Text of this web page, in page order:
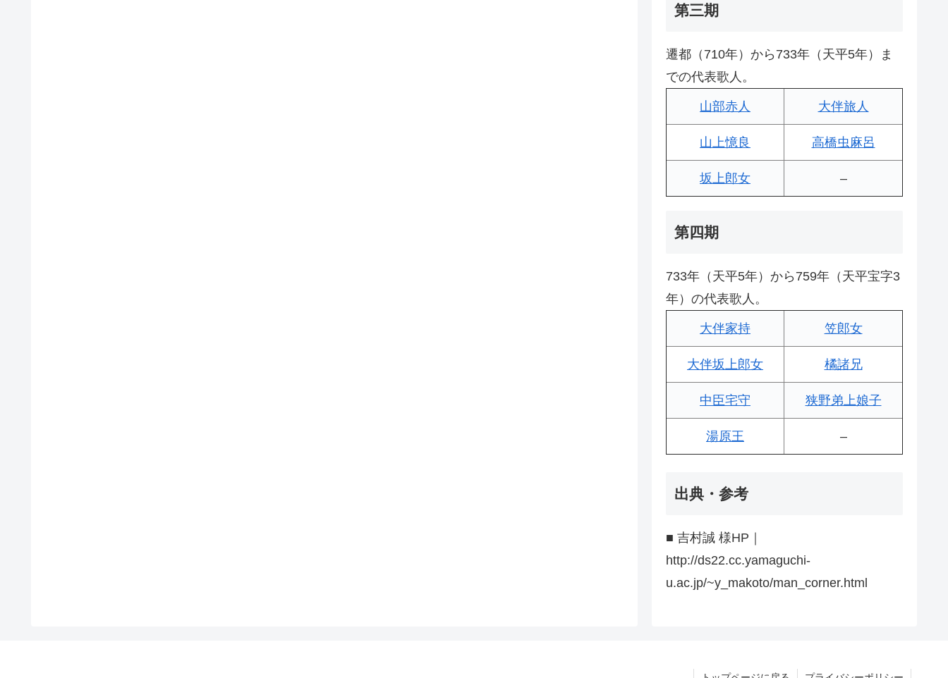
第三期
遷都（710年）から733年（天平5年）ま
での代表歌人。
山部赤人 大伴旅人
山上憶良 高橋虫麻呂
坂上郎女 –
第四期
733年（天平5年）から759年（天平宝字3
年）の代表歌人。
大伴家持 笠郎女
大伴坂上郎女 橘諸兄
中臣宅守 狭野弟上娘子
湯原王 –
出典・参考
■ 吉村誠 様HP｜
http://ds22.cc.yamaguchi-
u.ac.jp/~y_makoto/man_corner.html